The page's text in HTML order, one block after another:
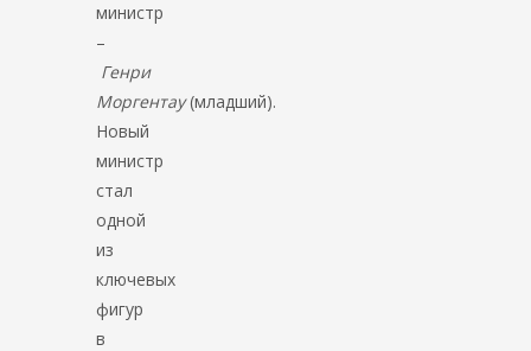
министр
–
Генри
Моргентау(младший).
Новый
министр
стал
одной
из
ключевых
фигур
в